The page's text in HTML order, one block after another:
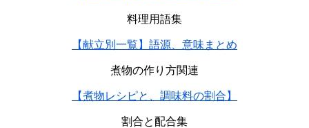
料理用語集
【献立別一覧】語源、意味まとめ
煮物の作り方関連
【煮物レシピと、調味料の割合】
割合と配合集